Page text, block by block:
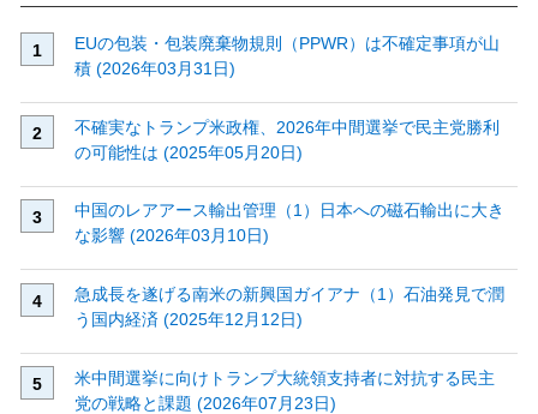
EUの包装・包装廃棄物規則（PPWR）は不確定事項が山
積 (2026年03月31日)
不確実なトランプ米政権、2026年中間選挙で民主党勝利
の可能性は (2025年05月20日)
中国のレアアース輸出管理（1）日本への磁石輸出に大き
な影響 (2026年03月10日)
急成長を遂げる南米の新興国ガイアナ（1）石油発見で潤
う国内経済 (2025年12月12日)
米中間選挙に向けトランプ大統領支持者に対抗する民主
党の戦略と課題 (2026年07月23日)